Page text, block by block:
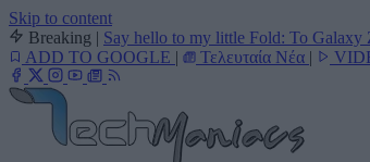
Skip to content
Breaking | Say hello to my little Fold: Το Galaxy
ADD TO GOOGLE | Τελευταία Νέα |